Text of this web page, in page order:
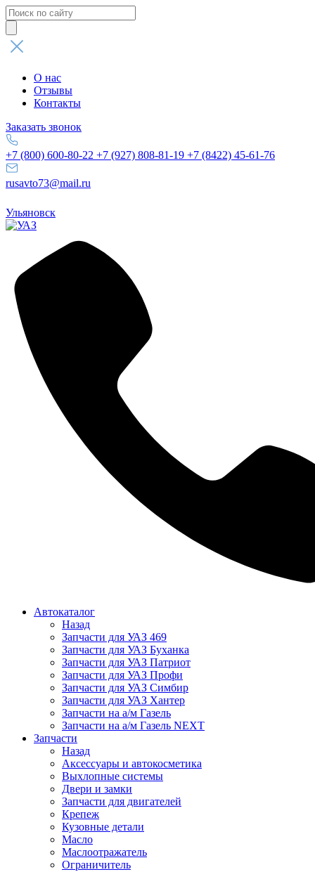
Поиск
товаров
О нас
Отзывы
Контакты
Заказать звонок
+7 (800) 600-80-22 +7 (927) 808-81-19 +7 (8422) 45-61-76
rusavto73@mail.ru
Ульяновск
Автокаталог
Назад
Запчасти для УАЗ 469
Запчасти для УАЗ Буханка
Запчасти для УАЗ Патриот
Запчасти для УАЗ Профи
Запчасти для УАЗ Симбир
Запчасти для УАЗ Хантер
Запчасти на а/м Газель
Запчасти на а/м Газель NEXT
Запчасти
Назад
Аксессуары и автокосметика
Выхлопные системы
Двери и замки
Запчасти для двигателей
Крепеж
Кузовные детали
Масло
Маслоотражатель
Ограничитель